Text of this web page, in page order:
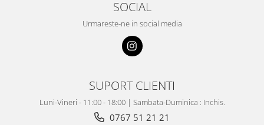
SOCIAL
Urmareste-ne in social media
SUPORT CLIENTI
Luni-Vineri - 11:00 - 18:00 | Sambata-Duminica : Inchis.
0767 51 21 21